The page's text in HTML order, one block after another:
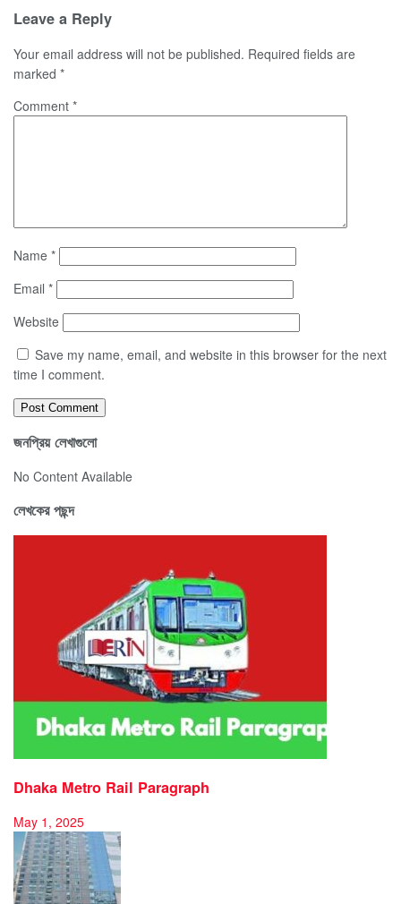
Leave a Reply
Your email address will not be published. Required fields are
marked *
Comment *
Name *
Email *
Website
Save my name, email, and website in this browser for the next
time I comment.
জনপ্রিয় লেখাগুলো
No Content Available
লেখকের পছন্দ
Dhaka Metro Rail Paragraph
May 1, 2025